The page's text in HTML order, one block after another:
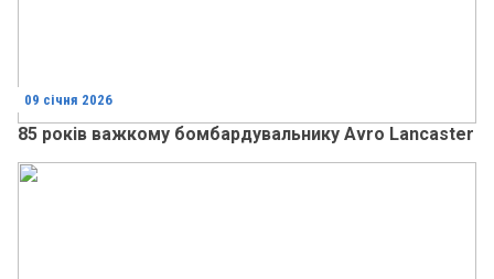
09 січня 2026
85 років важкому бомбардувальнику Avro Lancaster